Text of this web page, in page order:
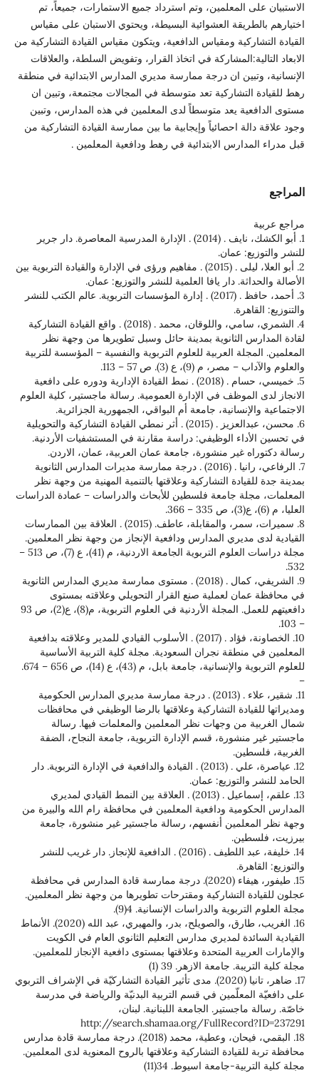
الاستبيان على المعلمين، وتم استرداد جميع الاستمارات، جميعاً، تم
اختيارهم بالطريقة العشوائية البسيطة، ويحتوي الاستبان على مقياس
القيادة التشاركية ومقياس الدافعية، ويتكون مقياس القيادة التشاركية من
الابعاد التالية:المشاركة في اتخاذ القرار، وتفويض السلطة، والعلاقات
الإنسانية، وتبين ان درجة ممارسة مديري المدارس الابتدائية في منطقة
رهط للقيادة التشاركية تعد متوسطة في المجالات مجتمعة، وتبين ان
مستوى الدافعية يعد متوسطاً لدى المعلمين في هذه المدارس، وتبين
وجود علاقة دالة احصائياً وإيجابية ما بين ممارسة القيادة التشاركية من
قبل مدراء المدارس الابتدائية في رهط ودافعية المعلمين .
المراجع
مراجع عربية
1. أبو الكشك، نايف . (2014) . الإدارة المدرسية المعاصرة. دار جرير
للنشر والتوزيع: عمان.
2. أبو العلا، ليلى . (2015) . مفاهيم ورؤى في الإدارة والقيادة التربوية بين
الأصالة والحداثة. دار يافا العلمية للنشر والتوزيع: عمان.
3. أحمد، حافظ . (2017) . إدارة المؤسسات التربوية. عالم الكتب للنشر
والتنوزيع: القاهرة.
4. الشمري، سامي، واللوقان، محمد . (2018) . واقع القيادة التشاركية
لقادة المدارس الثانوية بمدينة حائل وسبل تطويرها من وجهة نظر
المعلمين. المجلة العربية للعلوم التربوية والنفسية – المؤسسة للتربية
والعلوم والآداب – مصر، م (9)، ع (3). ص 57 – 113.
5. خميسي، حسام . (2018) . نمط القيادة الإدارية ودوره على دافعية
الانجاز لدى الموظف في الإدارة العمومية. رسالة ماجستير، كلية العلوم
الاجتماعية والإنسانية، جامعة أم البواقي، الجمهورية الجزائرية.
6. محسن، عبدالعزيز . (2015) . أثر نمطي القيادة التشاركية والتحويلية
في تحسين الأداء الوظيفي: دراسة مقارنة في المستشفيات الأردنية.
رسالة دكتوراه غير منشورة، جامعة عمان العربية، عمان، الاردن.
7. الرفاعي، رانيا . (2016) . درجة ممارسة مديرات المدارس الثانوية
بمدينة جدة للقيادة التشاركية وعلاقتها بالتنمية المهنية من وجهة نظر
المعلمات، مجلة جامعة فلسطين للأبحاث والدراسات – عمادة الدراسات
العليا، م (6)، ع(3)، ص 335 – 366.
8. سميرات، سمر، والمقابلة، عاطف. (2015) . العلاقة بين الممارسات
القيادية لدى مديري المدارس ودافعية الإنجاز من وجهة نظر المعلمين.
مجلة دراسات العلوم التربوية الجامعة الاردنية، م (41)، ع (7)، ص 513 –
532.
9. الشريفي، كمال . (2018) . مستوى ممارسة مديري المدارس الثانوية
في محافظة عمان لعملية صنع القرار التحويلي وعلاقته بمستوى
دافعيتهم للعمل. المجلة الأردنية في العلوم التربوية، م(8)، ع(2)، ص 93
– 103.
10. الخصاونة، فؤاد . (2017) . الأسلوب القيادي للمدير وعلاقته بدافعية
المعلمين في منطقة نجران السعودية. مجلة كلية التربية الأساسية
للعلوم التربوية والإنسانية، جامعة بابل، م (43)، ع (14)، ص 656 – 674.
–
11. شقير، علاء . (2013) . درجة ممارسة مديري المدارس الحكومية
ومديراتها للقيادة التشاركية وعلاقتها بالرضا الوظيفي في محافظات
شمال الغربية من وجهات نظر المعلمين والمعلمات فيها. رسالة
ماجستير غير منشورة، قسم الإدارة التربوية، جامعة النجاح، الضفة
الغربية، فلسطين.
12. عياصرة، علي . (2013) . القيادة والدافعية في الإدارة التربوية. دار
الحامد للنشر والتوزيع: عمان.
13. علقم، إسماعيل . (2013) . العلاقة بين النمط القيادي لمديري
المدارس الحكومية ودافعية المعلمين في محافظة رام الله والبيرة من
وجهة نظر المعلمين أنفسهم، رسالة ماجستير غير منشورة، جامعة
بيرزيت، فلسطين.
14. خليفة، عبد اللطيف . (2016) . الدافعية للإنجاز. دار غريب للنشر
والتوزيع: القاهرة.
15. طيفور، هيفاء (2020). درجة ممارسة قادة المدارس في محافظة
عجلون للقيادة التشاركية ومقترحات تطويرها من وجهة نظر المعلمين.
مجلة العلوم التربوية والدراسات الإنسانية. 4(9).
16. الغريب، طارق، والصويلح، بدر، والمهيري، عبد الله (2020). الأنماط
القيادية السائدة لمديري مدارس التعليم الثانوي العام في الكويت
والإمارات العربية المتحدة وعلاقتها بمستوى دافعية الإنجاز للمعلمين.
مجلة كلية التريبة. جامعة الازهر. 39 (1)
17. ضاهر، تانيا (2020). مدى تأثير القيادة التشاركيّة في الإشراف التربوي
على دافعيّة المعلّمين في قسم التربية البدنيّة والرياضة في مدرسة
خاصّة. رسالة ماجستير. الجامعة اللبنانية. لبنان،
http://search.shamaa.org/FullRecord?ID=237291
18. البقمي، فيحان، وعطية، محمد (2018). درجة ممارسة قادة مدارس
محافظة تربة للقيادة التشاركية وعلاقتها بالروح المعنوية لدى المعلمين.
مجلة كلية التربية-جامعة اسيوط. 34(11)